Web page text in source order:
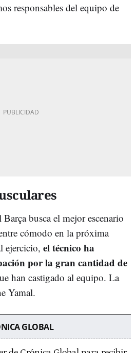
responsables del equipo de
busca el mejor escenario
cómodo en la próxima
ejercicio, el técnico ha
por la gran cantidad de
han castigado al equipo. La
Yamal.
GLOBAL